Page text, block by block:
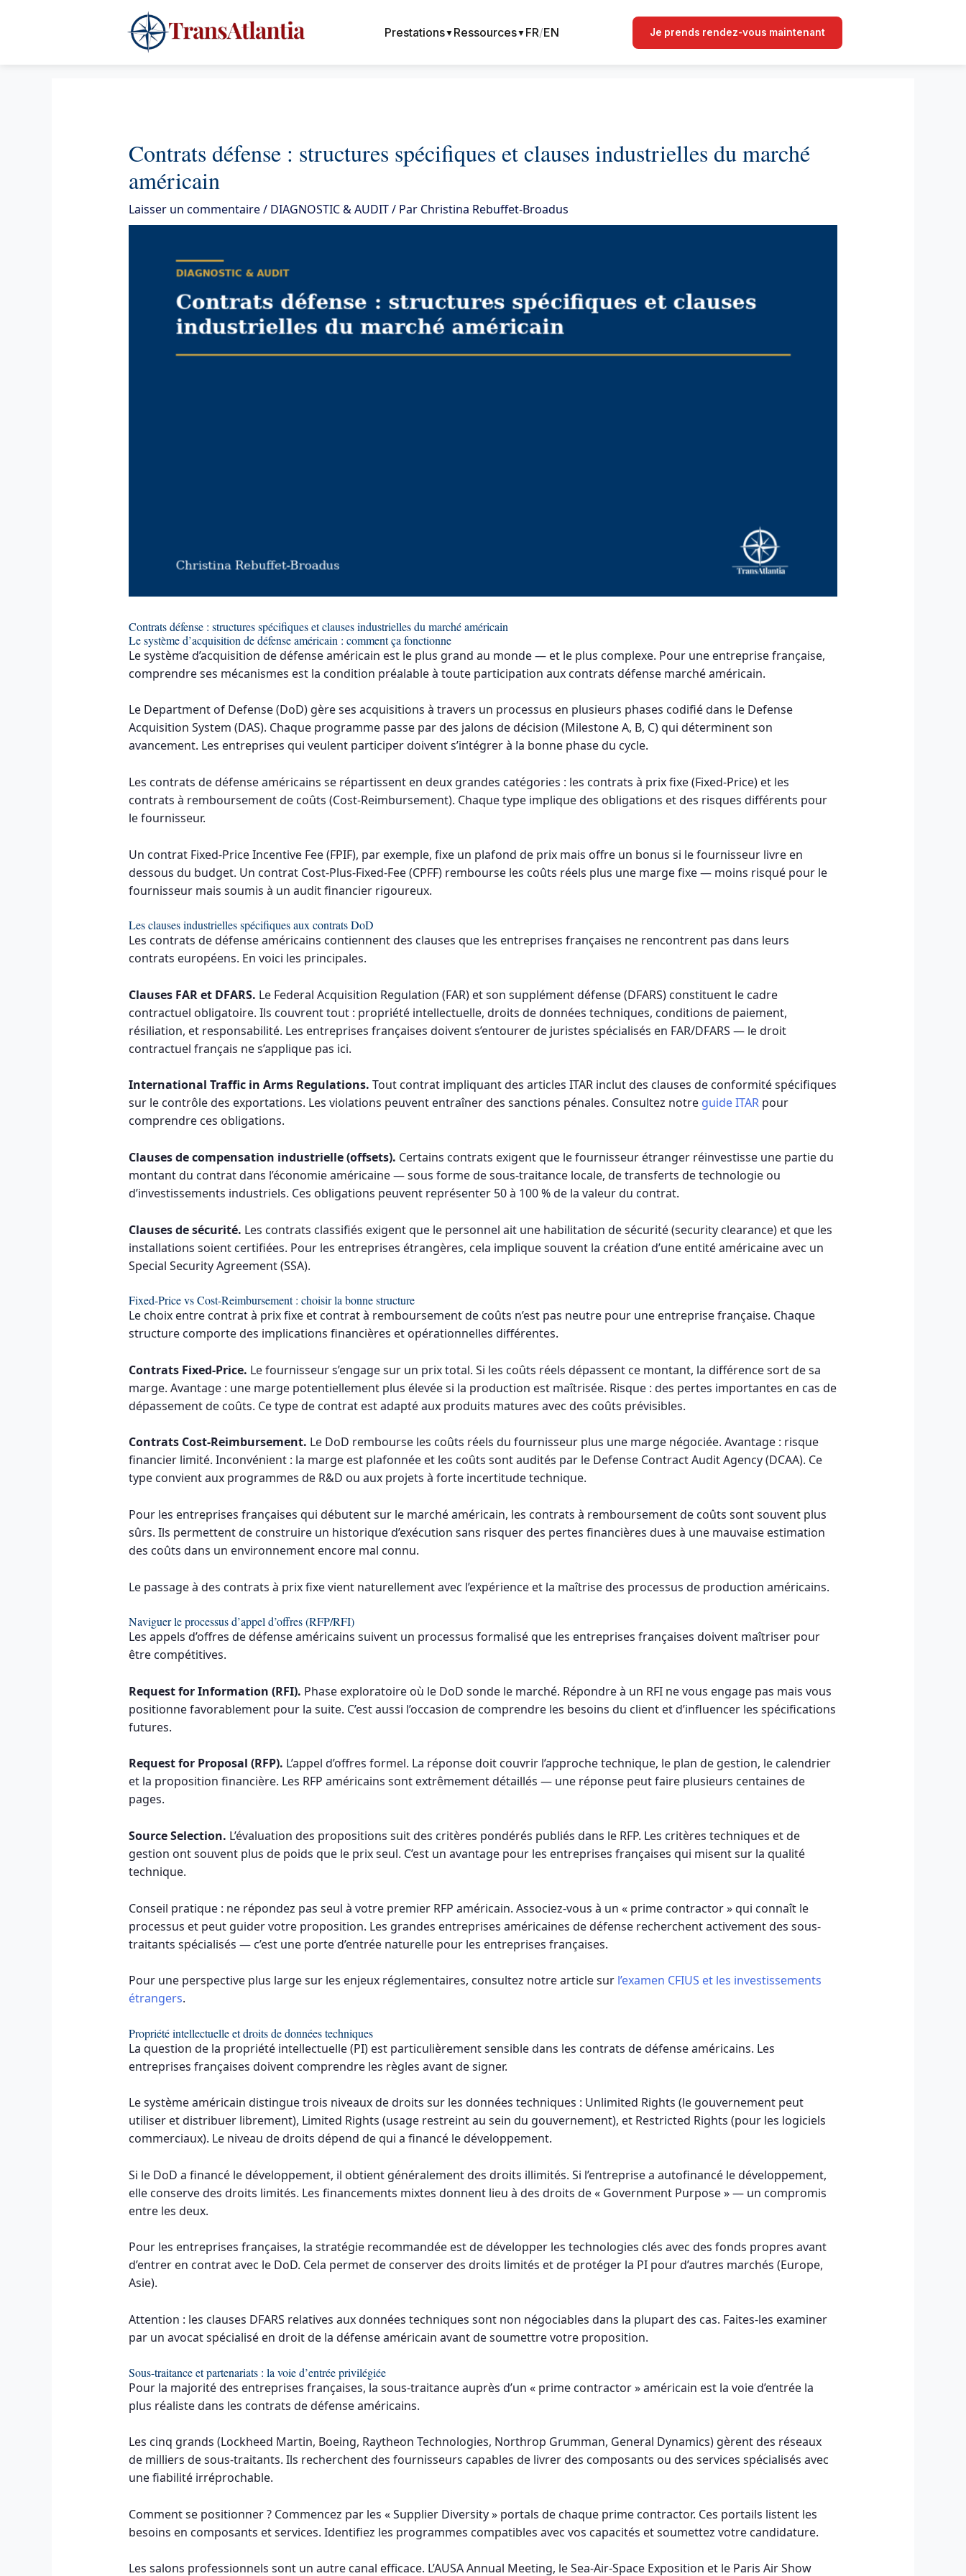
Prestations▼ Ressources▼ FR/EN Je prends rendez-vous maintenant
Contrats défense : structures spécifiques et clauses industrielles du marché
américain
Laisser un commentaire/ DIAGNOSTIC & AUDIT/ Par Christina Rebuffet-Broadus
Contrats défense : structures spécifiques et clauses industrielles du marché américain
Le système d’acquisition de défense américain : comment ça fonctionne
Le système d’acquisition de défense américain est le plus grand au monde — et le plus complexe. Pour une entreprise française,
comprendre ses mécanismes est la condition préalable à toute participation aux contrats défense marché américain.
Le Department of Defense (DoD) gère ses acquisitions à travers un processus en plusieurs phases codifié dans le Defense
Acquisition System (DAS). Chaque programme passe par des jalons de décision (Milestone A, B, C) qui déterminent son
avancement. Les entreprises qui veulent participer doivent s’intégrer à la bonne phase du cycle.
Les contrats de défense américains se répartissent en deux grandes catégories : les contrats à prix fixe (Fixed-Price) et les
contrats à remboursement de coûts (Cost-Reimbursement). Chaque type implique des obligations et des risques différents pour
le fournisseur.
Un contrat Fixed-Price Incentive Fee (FPIF), par exemple, fixe un plafond de prix mais offre un bonus si le fournisseur livre en
dessous du budget. Un contrat Cost-Plus-Fixed-Fee (CPFF) rembourse les coûts réels plus une marge fixe — moins risqué pour le
fournisseur mais soumis à un audit financier rigoureux.
Les clauses industrielles spécifiques aux contrats DoD
Les contrats de défense américains contiennent des clauses que les entreprises françaises ne rencontrent pas dans leurs
contrats européens. En voici les principales.
Clauses FAR et DFARS. Le Federal Acquisition Regulation (FAR) et son supplément défense (DFARS) constituent le cadre
contractuel obligatoire. Ils couvrent tout : propriété intellectuelle, droits de données techniques, conditions de paiement,
résiliation, et responsabilité. Les entreprises françaises doivent s’entourer de juristes spécialisés en FAR/DFARS — le droit
contractuel français ne s’applique pas ici.
International Traffic in Arms Regulations. Tout contrat impliquant des articles ITAR inclut des clauses de conformité spécifiques
sur le contrôle des exportations. Les violations peuvent entraîner des sanctions pénales. Consultez notre guide ITARpour
comprendre ces obligations.
Clauses de compensation industrielle (offsets). Certains contrats exigent que le fournisseur étranger réinvestisse une partie du
montant du contrat dans l’économie américaine — sous forme de sous-traitance locale, de transferts de technologie ou
d’investissements industriels. Ces obligations peuvent représenter 50 à 100 % de la valeur du contrat.
Clauses de sécurité. Les contrats classifiés exigent que le personnel ait une habilitation de sécurité (security clearance) et que les
installations soient certifiées. Pour les entreprises étrangères, cela implique souvent la création d’une entité américaine avec un
Special Security Agreement (SSA).
Fixed-Price vs Cost-Reimbursement : choisir la bonne structure
Le choix entre contrat à prix fixe et contrat à remboursement de coûts n’est pas neutre pour une entreprise française. Chaque
structure comporte des implications financières et opérationnelles différentes.
Contrats Fixed-Price. Le fournisseur s’engage sur un prix total. Si les coûts réels dépassent ce montant, la différence sort de sa
marge. Avantage : une marge potentiellement plus élevée si la production est maîtrisée. Risque : des pertes importantes en cas de
dépassement de coûts. Ce type de contrat est adapté aux produits matures avec des coûts prévisibles.
Contrats Cost-Reimbursement. Le DoD rembourse les coûts réels du fournisseur plus une marge négociée. Avantage : risque
financier limité. Inconvénient : la marge est plafonnée et les coûts sont audités par le Defense Contract Audit Agency (DCAA). Ce
type convient aux programmes de R&D ou aux projets à forte incertitude technique.
Pour les entreprises françaises qui débutent sur le marché américain, les contrats à remboursement de coûts sont souvent plus
sûrs. Ils permettent de construire un historique d’exécution sans risquer des pertes financières dues à une mauvaise estimation
des coûts dans un environnement encore mal connu.
Le passage à des contrats à prix fixe vient naturellement avec l’expérience et la maîtrise des processus de production américains.
Naviguer le processus d’appel d’offres (RFP/RFI)
Les appels d’offres de défense américains suivent un processus formalisé que les entreprises françaises doivent maîtriser pour
être compétitives.
Request for Information (RFI). Phase exploratoire où le DoD sonde le marché. Répondre à un RFI ne vous engage pas mais vous
positionne favorablement pour la suite. C’est aussi l’occasion de comprendre les besoins du client et d’influencer les spécifications
futures.
Request for Proposal (RFP). L’appel d’offres formel. La réponse doit couvrir l’approche technique, le plan de gestion, le calendrier
et la proposition financière. Les RFP américains sont extrêmement détaillés — une réponse peut faire plusieurs centaines de
pages.
Source Selection. L’évaluation des propositions suit des critères pondérés publiés dans le RFP. Les critères techniques et de
gestion ont souvent plus de poids que le prix seul. C’est un avantage pour les entreprises françaises qui misent sur la qualité
technique.
Conseil pratique : ne répondez pas seul à votre premier RFP américain. Associez-vous à un « prime contractor » qui connaît le
processus et peut guider votre proposition. Les grandes entreprises américaines de défense recherchent activement des sous-
traitants spécialisés — c’est une porte d’entrée naturelle pour les entreprises françaises.
Pour une perspective plus large sur les enjeux réglementaires, consultez notre article sur l’examen CFIUS et les investissements
étrangers.
Propriété intellectuelle et droits de données techniques
La question de la propriété intellectuelle (PI) est particulièrement sensible dans les contrats de défense américains. Les
entreprises françaises doivent comprendre les règles avant de signer.
Le système américain distingue trois niveaux de droits sur les données techniques : Unlimited Rights (le gouvernement peut
utiliser et distribuer librement), Limited Rights (usage restreint au sein du gouvernement), et Restricted Rights (pour les logiciels
commerciaux). Le niveau de droits dépend de qui a financé le développement.
Si le DoD a financé le développement, il obtient généralement des droits illimités. Si l’entreprise a autofinancé le développement,
elle conserve des droits limités. Les financements mixtes donnent lieu à des droits de « Government Purpose » — un compromis
entre les deux.
Pour les entreprises françaises, la stratégie recommandée est de développer les technologies clés avec des fonds propres avant
d’entrer en contrat avec le DoD. Cela permet de conserver des droits limités et de protéger la PI pour d’autres marchés (Europe,
Asie).
Attention : les clauses DFARS relatives aux données techniques sont non négociables dans la plupart des cas. Faites-les examiner
par un avocat spécialisé en droit de la défense américain avant de soumettre votre proposition.
Sous-traitance et partenariats : la voie d’entrée privilégiée
Pour la majorité des entreprises françaises, la sous-traitance auprès d’un « prime contractor » américain est la voie d’entrée la
plus réaliste dans les contrats de défense américains.
Les cinq grands (Lockheed Martin, Boeing, Raytheon Technologies, Northrop Grumman, General Dynamics) gèrent des réseaux
de milliers de sous-traitants. Ils recherchent des fournisseurs capables de livrer des composants ou des services spécialisés avec
une fiabilité irréprochable.
Comment se positionner ? Commencez par les « Supplier Diversity » portals de chaque prime contractor. Ces portails listent les
besoins en composants et services. Identifiez les programmes compatibles avec vos capacités et soumettez votre candidature.
Les salons professionnels sont un autre canal efficace. L’AUSA Annual Meeting, le Sea-Air-Space Exposition et le Paris Air Show